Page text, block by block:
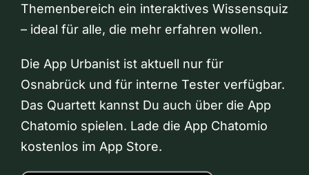
Themenbereich ein interaktives Wissensquiz
– ideal für alle, die mehr erfahren wollen.
Die App Urbanist ist aktuell nur für
Osnabrück und für interne Tester verfügbar.
Das Quartett kannst Du auch über die App
Chatomio spielen. Lade die App Chatomio
kostenlos im App Store.